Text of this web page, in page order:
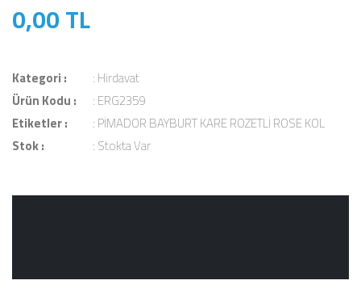
0,00 TL
Kategori : : Hirdavat
Ürün Kodu :
: ERG2359
Etiketler :
: PİMADOR BAYBURT KARE ROZETLİ ROSE KOL
Stok :
: Stokta Var